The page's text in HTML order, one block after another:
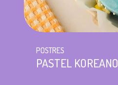
POSTRES
PASTEL KOREANO